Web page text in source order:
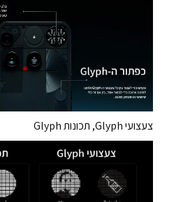
צעצועי Glyph, תכונות Glyph